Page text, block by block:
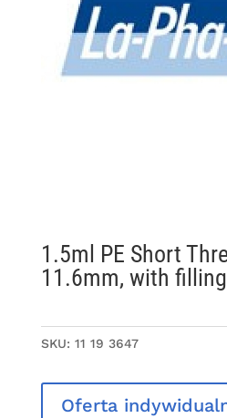
1.5ml PE Short
11.6mm, with
SKU: 11 19 3647
Oferta